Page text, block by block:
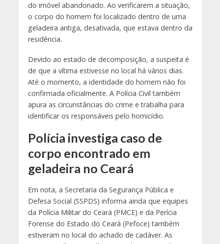
do imóvel abandonado. Ao verificarem a situação,
o corpo do homem foi localizado dentro de uma
geladeira antiga, desativada, que estava dentro da
residência.
Devido ao estado de decomposição, a suspeita é
de que a vítima estivesse no local há vários dias.
Até o momento, a identidade do homem não foi
confirmada oficialmente. A Polícia Civil também
apura as circunstâncias do crime e trabalha para
identificar os responsáveis pelo homicídio.
Polícia investiga caso de
corpo encontrado em
geladeira no Ceará
Em nota, a Secretaria da Segurança Pública e
Defesa Social (SSPDS) informa ainda que equipes
da Polícia Militar do Ceará (PMCE) e da Perícia
Forense do Estado do Ceará (Pefoce) também
estiveram no local do achado de cadáver. As